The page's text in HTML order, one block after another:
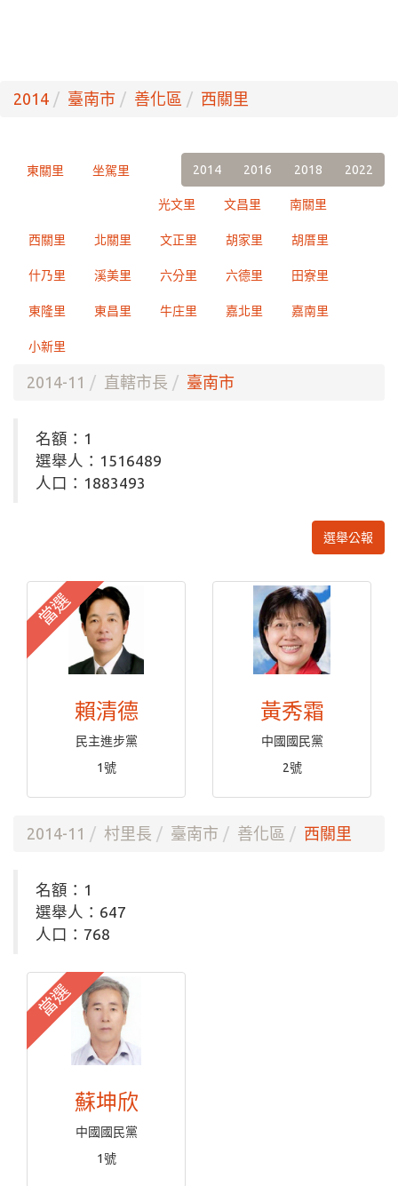
2014 臺南市 善化區 西關里
2014 2016 2018 2022
東關里 坐駕里
光文里 文昌里 南關里
西關里 北關里 文正里 胡家里 胡厝里
什乃里 溪美里 六分里 六德里 田寮里
東隆里 東昌里 牛庄里 嘉北里 嘉南里
小新里
2014-11 直轄市長 臺南市
名額：1
選舉人：1516489
人口：1883493
選舉公報
當選
賴清德
民主進步黨
1號
黃秀霜
中國國民黨
2號
2014-11 村里長 臺南市 善化區 西關里
名額：1
選舉人：647
人口：768
當選
蘇坤欣
中國國民黨
1號